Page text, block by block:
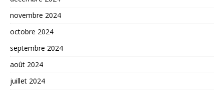
novembre 2024
octobre 2024
septembre 2024
août 2024
juillet 2024